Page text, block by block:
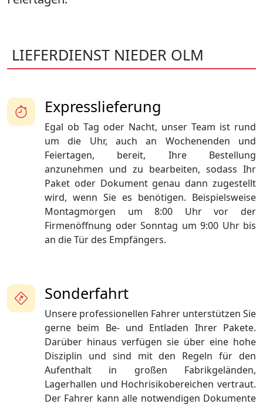
LIEFERDIENST NIEDER OLM
Sonderfahrt
Unsere professionellen Fahrer unterstützen Sie
gerne beim Be- und Entladen Ihrer Pakete.
Darüber hinaus verfügen sie über eine hohe
Disziplin und sind mit den Regeln für den
Aufenthalt in großen Fabrikgeländen,
Lagerhallen und Hochrisikobereichen vertraut.
Der Fahrer kann alle notwendigen Dokumente
Expresslieferung
Egal ob Tag oder Nacht, unser Team ist rund
um die Uhr, auch an Wochenenden und
Feiertagen, bereit, Ihre Bestellung
anzunehmen und zu bearbeiten, sodass Ihr
Paket oder Dokument genau dann zugestellt
wird, wenn Sie es benötigen. Beispielsweise
Montagmorgen um 8:00 Uhr vor der
Firmenöffnung oder Sonntag um 9:00 Uhr bis
an die Tür des Empfängers.